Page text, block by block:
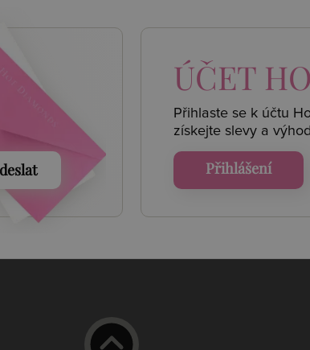
ÚČET
Přihlaste se k účtu
získejte slevy a
Přihlášení